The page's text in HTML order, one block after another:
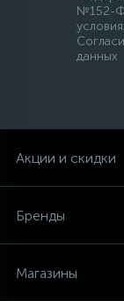
№152-
данных
Акции и скидки
Бренды
Магазины